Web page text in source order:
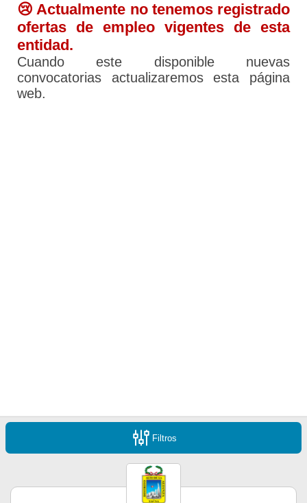
😢 Actualmente no tenemos registrado
ofertas de empleo vigentes de esta
entidad.
Cuando este disponible nuevas
convocatorias actualizaremos esta página
web.
Filtros